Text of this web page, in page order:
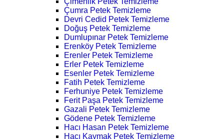
Çumra Petek Temizleme
Devri Cedid Petek Temizleme
Doğuş Petek Temizleme
Dumlupınar Petek Temizleme
Erenköy Petek Temizleme
Erenler Petek Temizleme
Erler Petek Temizleme
Esenler Petek Temizleme
Fatih Petek Temizleme
Ferhuniye Petek Temizleme
Ferit Paşa Petek Temizleme
Gazali Petek Temizleme
Gödene Petek Temizleme
Hacı Hasan Petek Temizleme
Hacı Kaymak Petek Temizleme